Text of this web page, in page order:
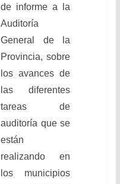
deinformea la
Auditoría
General de la
Provincia, sobre
los avances de
las diferentes
tareas de
auditoría que se
están
realizando en
los municipios